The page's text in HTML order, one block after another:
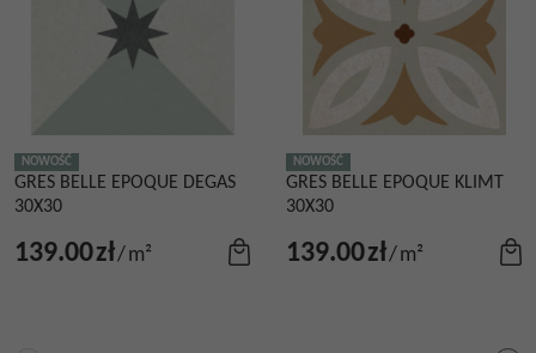
NOWOŚĆ
GRES BELLE EPOQUE DEGAS
30X30
139.00zł/m²
NOWOŚĆ
GRES BELLE EPOQUE KLIMT
30X30
139.00zł/m²